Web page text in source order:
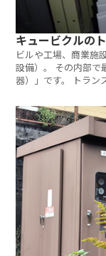
キュービクルの
ビルや工場、商業施
設備）。 その内部で
器）」です。 トラン